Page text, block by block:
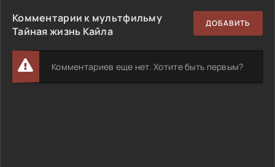
Комментарии к мультфильму
Тайная жизнь Кайла
ДОБАВИТЬ
Комментариев еще нет. Хотите быть первым?